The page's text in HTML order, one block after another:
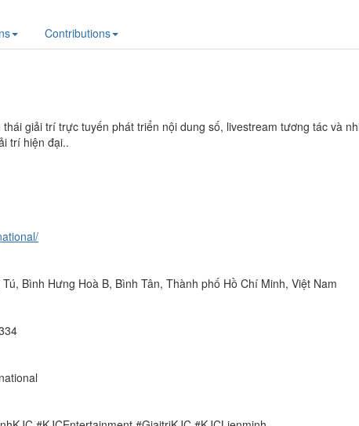
Contributions
thái giải trí trực tuyến phát triển nội dung số, livestream tương tác và
trí hiện đại..
Bình Hưng Hoà B, Bình Tân, Thành phố Hồ Chí Minh, Việt Nam